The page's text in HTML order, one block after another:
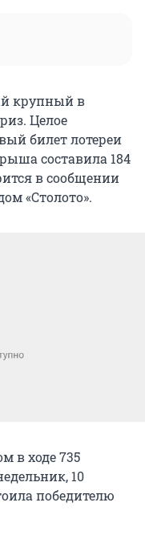
крупный в
Целое
билет лотереи
составила 184
в сообщении
«Столото».
в ходе 735
10
победителю